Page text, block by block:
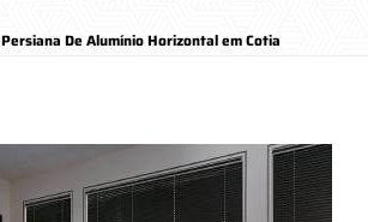
Persiana De Alumínio Horizontal em Cotia